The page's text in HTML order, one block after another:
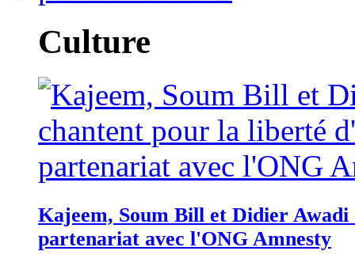
Culture
Kajeem, Soum Bill et Didier
partenariat avec l'ONG Amnesty